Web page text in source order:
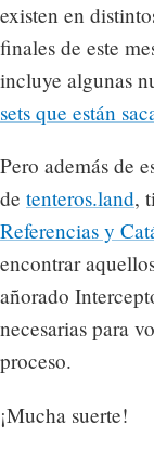
existen en
finales de este
incluye algunas
sets que están
Pero además de
de tenteros.land,
Referencias y
encontrar
añorado
necesarias para
proceso.
¡Mucha suerte!